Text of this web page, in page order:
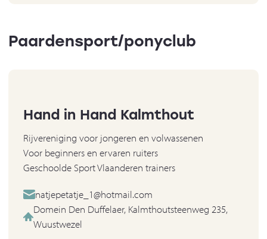
Paardensport/ponyclub
Hand in Hand Kalmthout
Rijvereniging voor jongeren en volwassenen
Voor beginners en ervaren ruiters
Geschoolde Sport Vlaanderen trainers
natjepetatje_1@hotmail.com
Domein Den Duffelaer, Kalmthoutsteenweg 235,
Wuustwezel